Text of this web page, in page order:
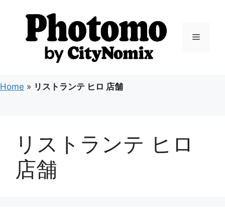
ス
キ
メ
Home » リストランテ ヒロ 店舗
リストランテ ヒロ
店舗